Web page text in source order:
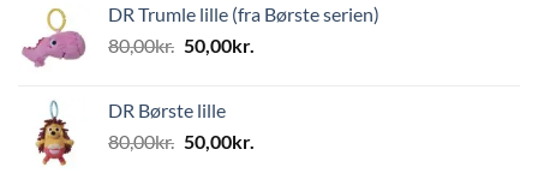
var:
499,00kr..
er:
DR Trumle lille (fra Børste serien)
80,00kr. Den
var:
80,00kr..
50,00kr.
50,00kr..
DR Børste lille
80,00kr. Den
50,00kr.